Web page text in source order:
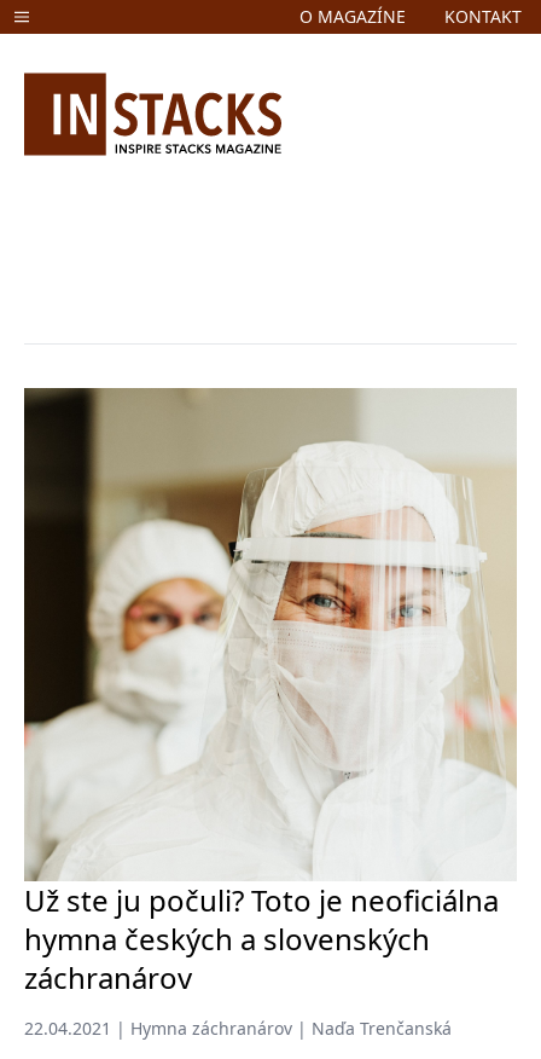
O MAGAZÍNE KONTAKT
Už ste ju počuli? Toto je neoficiálna
hymna českých a slovenských
záchranárov
22.04.2021 | Hymna záchranárov | Naďa Trenčanská